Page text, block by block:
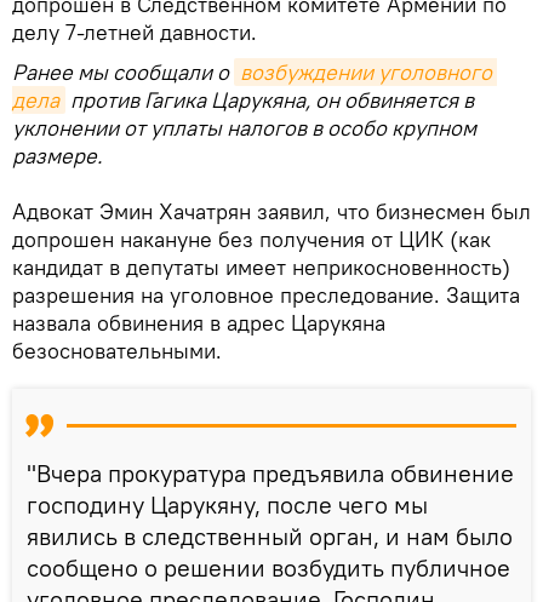
делу 7-летней давности.
Ранее мы сообщали о возбуждении уголовного
дела против Гагика Царукяна, он обвиняется в
уклонении от уплаты налогов в особо крупном
размере.
Адвокат Эмин Хачатрян заявил, что бизнесмен был
допрошен накануне без получения от ЦИК (как
кандидат в депутаты имеет неприкосновенность)
разрешения на уголовное преследование. Защита
назвала обвинения в адрес Царукяна
безосновательными.
"Вчера прокуратура предъявила обвинение
господину Царукяну, после чего мы
явились в следственный орган, и нам было
сообщено о решении возбудить публичное